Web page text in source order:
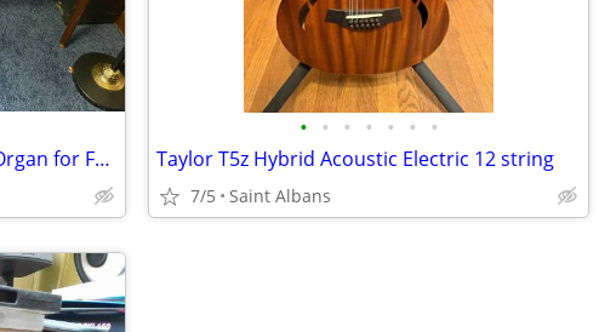
Two Pianos and an Three Tiered Organ for Free
• • • • • • •
Taylor T5z Hybrid Acoustic Electric 12 string
7/5 Saint Albans